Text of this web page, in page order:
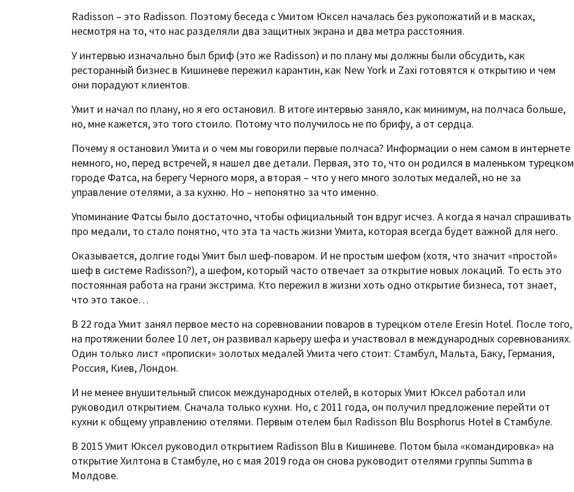
Radisson – это Radisson. Поэтому беседа с Умитом Юксел началась без рукопожатий и в масках,
несмотря на то, что нас разделяли два защитных экрана и два метра расстояния.
У интервью изначально был бриф (это же Radisson) и по плану мы должны были обсудить, как
ресторанный бизнес в Кишиневе пережил карантин, как New York и Zaxi готовятся к открытию и чем
они порадуют клиентов.
Умит и начал по плану, но я его остановил. В итоге интервью заняло, как минимум, на полчаса больше,
но, мне кажется, это того стоило. Потому что получилось не по брифу, а от сердца.
Почему я остановил Умита и о чем мы говорили первые полчаса? Информации о нем самом в интернете
немного, но, перед встречей, я нашел две детали. Первая, это то, что он родился в маленьком турецком
городе Фатса, на берегу Черного моря, а вторая – что у него много золотых медалей, но не за
управление отелями, а за кухню. Но – непонятно за что именно.
Упоминание Фатсы было достаточно, чтобы официальный тон вдруг исчез. А когда я начал спрашивать
про медали, то стало понятно, что эта та часть жизни Умита, которая всегда будет важной для него.
Оказывается, долгие годы Умит был шеф-поваром. И не простым шефом (хотя, что значит «простой»
шеф в системе Radisson?), а шефом, который часто отвечает за открытие новых локаций. То есть это
постоянная работа на грани экстрима. Кто пережил в жизни хоть одно открытие бизнеса, тот знает,
что это такое…
В 22 года Умит занял первое место на соревновании поваров в турецком отеле Eresin Hotel. После того,
на протяжении более 10 лет, он развивал карьеру шефа и участвовал в международных соревнованиях.
Один только лист «прописки» золотых медалей Умита чего стоит: Стамбул, Мальта, Баку, Германия,
Россия, Киев, Лондон.
И не менее внушительный список международных отелей, в которых Умит Юксел работал или
руководил открытием. Сначала только кухни. Но, с 2011 года, он получил предложение перейти от
кухни к общему управлению отелями. Первым отелем был Radisson Blu Bosphorus Hotel в Стамбуле.
В 2015 Умит Юксел руководил открытием Radisson Blu в Кишиневе. Потом была «командировка» на
открытие Хилтона в Стамбуле, но с мая 2019 года он снова руководит отелями группы Summa в
Молдове.